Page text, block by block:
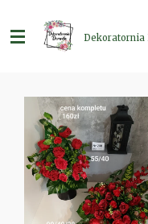
do
głównej
Dekoratornia